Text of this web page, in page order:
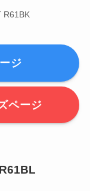
R61BK
ジ
ページ